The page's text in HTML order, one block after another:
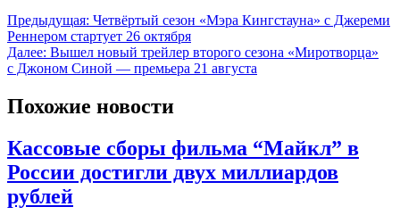
Предыдущая: Четвёртый сезон «Мэра Кингстауна» с Джереми
Реннером стартует 26 октября
Далее: Вышел новый трейлер второго сезона «Миротворца»
с Джоном Синой — премьера 21 августа
Похожие новости
Кассовые сборы фильма “Майкл” в
России достигли двух миллиардов
рублей